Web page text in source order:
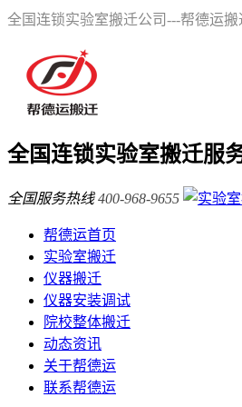
全国连锁实验室搬迁公司---帮德运
全国连锁实验室搬迁服
全国服务热线 400-968-9655
帮德运首页
实验室搬迁
仪器搬迁
仪器安装调试
院校整体搬迁
动态资讯
关于帮德运
联系帮德运